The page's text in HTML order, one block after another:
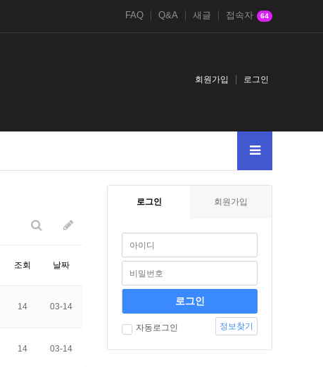
FAQ Q&A 새글 접속자 64
회원가입 로그인
조회 날짜
14 03-14
14 03-14
로그인 회원가입
자동로그인 정보찾기